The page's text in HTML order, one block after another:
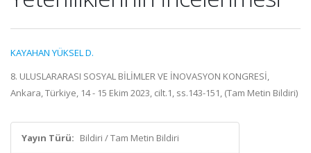
KAYAHAN YÜKSEL D.
8. ULUSLARARASI SOSYAL BİLİMLER VE İNOVASYON KONGRESİ,
Ankara, Türkiye, 14 - 15 Ekim 2023, cilt.1, ss.143-151, (Tam Metin Bildiri)
Yayın Türü: Bildiri / Tam Metin Bildiri